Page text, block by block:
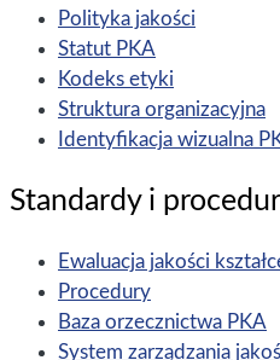
Polityka jakości
Statut PKA
Kodeks etyki
Struktura organizacyjna
Identyfikacja wizualna
Standardy i
Ewaluacja jakości
Procedury
Baza orzecznictwa PKA
System zarządzania